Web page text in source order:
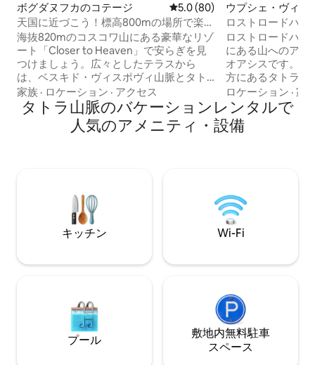
ボグダヌフカのコテージ レビュー80件、5つ星中5.0つ
5.0 (80)
天国に近づこう！標高800mの場所で楽し
む屋外スパ
海抜820mのコスコワ山にある豪華なリゾ
ート「Closer to Heaven」で安らぎを見
つけましょう。広々としたテラスから
は、ベスキド・ヴィスポヴィ山脈とタト
ラ山脈のパノラマビューを楽しめます。
この88平方メートルの環境に優しい家
は、2,300平方メートルの私有地に囲まれ
ています。リクライニングマッサージシ
さを高めます。トレイル、森、自然があ
なたを待っています。天国に近づき、自
分自身に近づきましょう。
家族 · ロケーション · アクセス
ウプシェ・ヴィジ
ガロー
ロストロードハウ
ロストロードハ
にある山へのアク
オアシスです。ポ
方にあるタトラ山
に理想的に位置し
ラックスして自然
ら日没まで山を眺
です。 リビング
までの窓があります。 Wi-
ロケーション ·家
タトラ山脈のバケーションレンタルで
人気のアメニティ・設備
キッチン Wi-Fi
プール
敷地内無料駐⁠車
ス⁠ペ⁠ー⁠ス